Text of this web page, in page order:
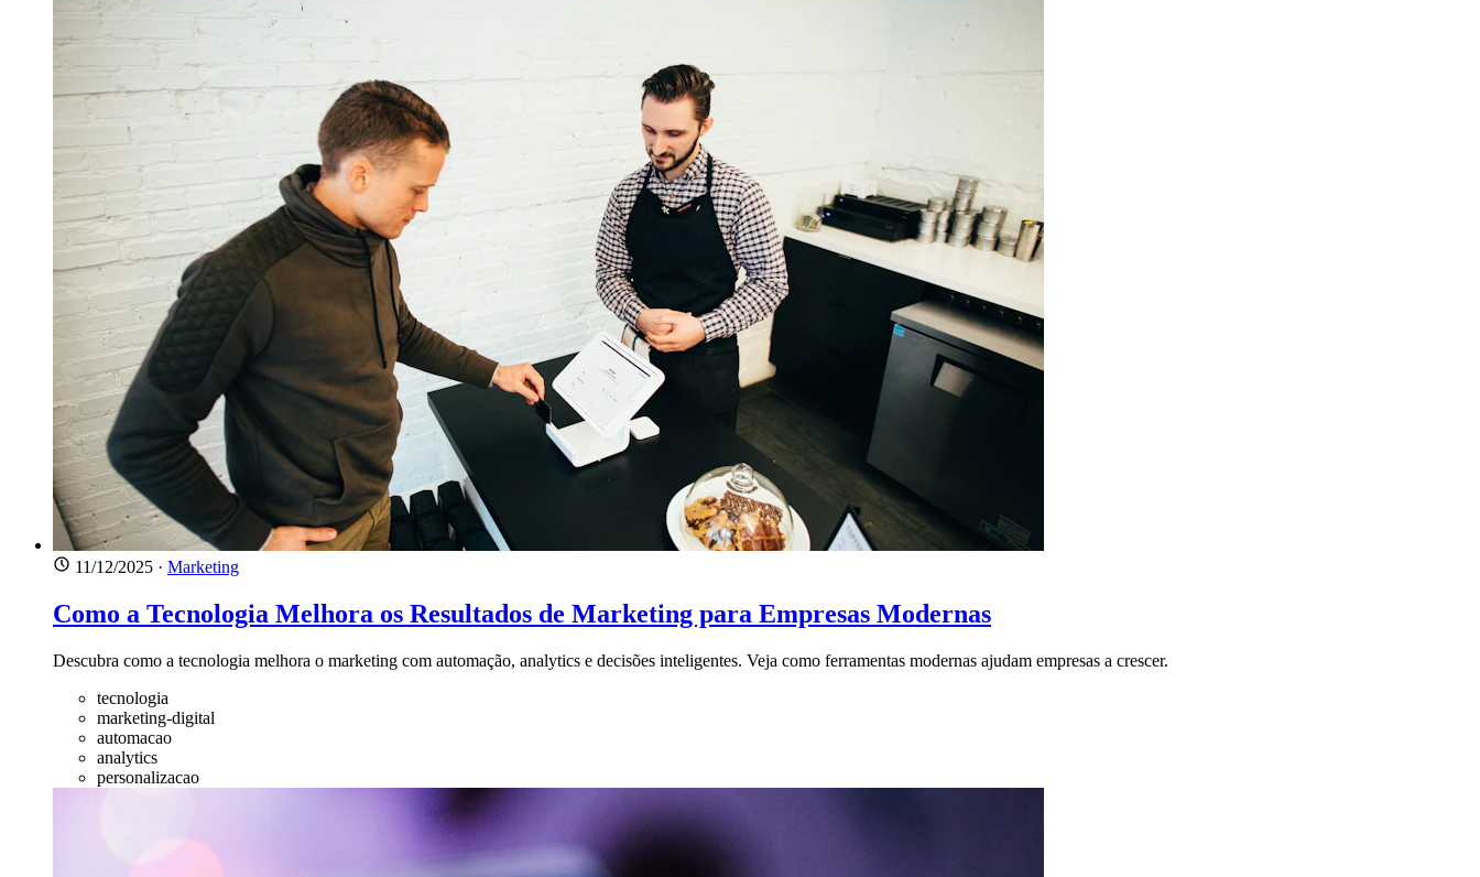
11/12/2025 · Marketing
Como a Tecnologia Melhora os Resultados de Marketing para Empresas Modernas
Descubra como a tecnologia melhora o marketing com automação, analytics e decisões inteligentes. Veja como ferramentas modernas ajudam empresas a crescer.
tecnologia
marketing-digital
automacao
analytics
personalizacao